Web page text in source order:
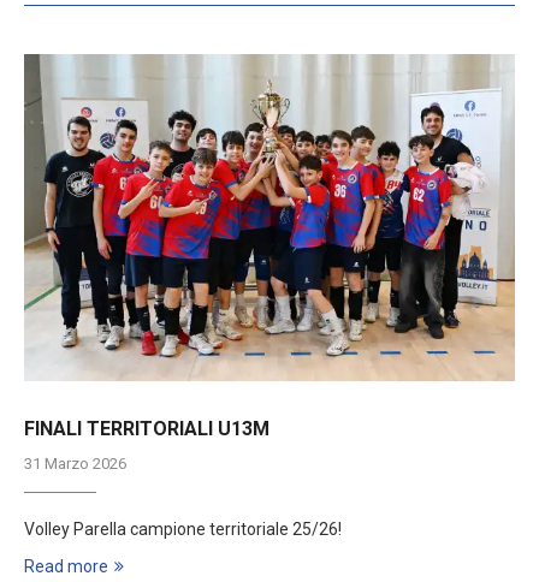
FINALI TERRITORIALI U13M
31 Marzo 2026
Volley Parella campione territoriale 25/26!
Read more